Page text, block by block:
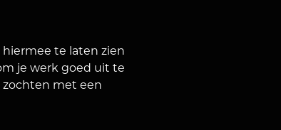
te laten zien
je werk goed uit te
zochten met een